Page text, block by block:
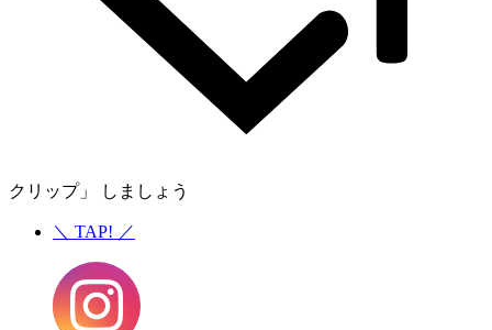
クリップ」 しましょう
＼ TAP! ／